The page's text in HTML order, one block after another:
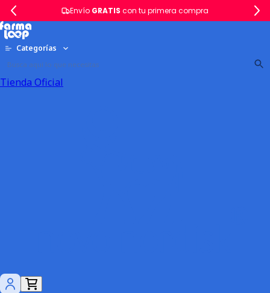
Envío GRATIS con tu primera compra
Categorías
Tienda Oficial